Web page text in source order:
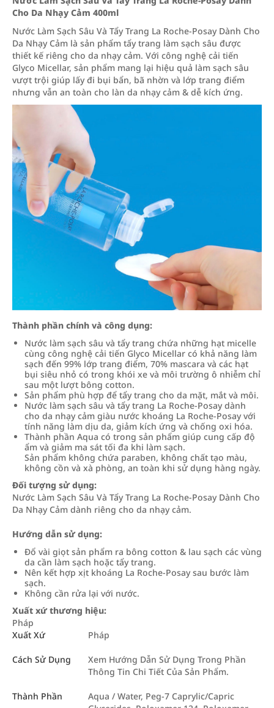
Cho Da Nhạy Cảm 400ml
Nước Làm Sạch Sâu Và Tẩy Trang La Roche-Posay Dành Cho
Da Nhạy Cảm là sản phẩm tẩy trang làm sạch sâu được
thiết kế riêng cho da nhạy cảm. Với công nghệ cải tiến
Glyco Micellar, sản phẩm mang lại hiệu quả làm sạch sâu
vượt trội giúp lấy đi bụi bẩn, bã nhờn và lớp trang điểm
nhưng vẫn an toàn cho làn da nhạy cảm & dễ kích ứng.
Thành phần chính và công dụng:
Nước làm sạch sâu và tẩy trang chứa những hạt micelle
cùng công nghệ cải tiến Glyco Micellar có khả năng làm
sạch đến 99% lớp trang điểm, 70% mascara và các hạt
bụi siêu nhỏ có trong khói xe và môi trường ô nhiễm chỉ
sau một lượt bông cotton.
Sản phẩm phù hợp để tẩy trang cho da mặt, mắt và môi.
Nước làm sạch sâu và tẩy trang La Roche-Posay dành
cho da nhạy cảm giàu nước khoáng La Roche-Posay với
tính năng làm dịu da, giảm kích ứng và chống oxi hóa.
Thành phần Aqua có trong sản phẩm giúp cung cấp độ
ẩm và giảm ma sát tối đa khi làm sạch.
Sản phẩm không chứa paraben, không chất tạo màu,
không cồn và xà phòng, an toàn khi sử dụng hàng ngày.
Đối tượng sử dụng:
Nước Làm Sạch Sâu Và Tẩy Trang La Roche-Posay Dành Cho
Da Nhạy Cảm dành riêng cho da nhạy cảm.
Hướng dẫn sử dụng:
Đổ vài giọt sản phẩm ra bông cotton & lau sạch các vùng
da cần làm sạch hoặc tẩy trang.
Nên kết hợp xịt khoáng La Roche-Posay sau bước làm
sạch.
Không cần rửa lại với nước.
Xuất xứ thương hiệu:
Pháp
Xuất Xứ
Pháp
Cách Sử Dụng
Xem Hướng Dẫn Sử Dụng Trong Phần
Thông Tin Chi Tiết Của Sản Phẩm.
Thành Phần
Aqua / Water, Peg-7 Caprylic/Capric